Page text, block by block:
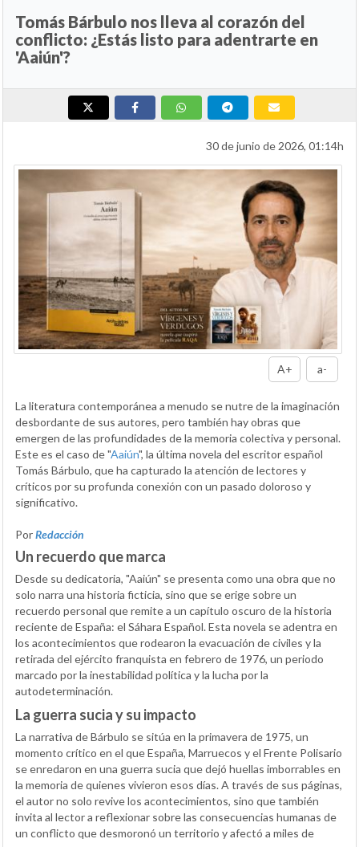
Tomás Bárbulo nos lleva al corazón del
conflicto: ¿Estás listo para adentrarte en
'Aaiún'?
30 de junio de 2026, 01:14h
A+ a-
La literatura contemporánea a menudo se nutre de la imaginación
desbordante de sus autores, pero también hay obras que
emergen de las profundidades de la memoria colectiva y personal.
Este es el caso de "Aaiún", la última novela del escritor español
Tomás Bárbulo, que ha capturado la atención de lectores y
críticos por su profunda conexión con un pasado doloroso y
significativo.
PorRedacción
Un recuerdo que marca
Desde su dedicatoria, "Aaiún" se presenta como una obra que no
solo narra una historia ficticia, sino que se erige sobre un
recuerdo personal que remite a un capítulo oscuro de la historia
reciente de España: el Sáhara Español. Esta novela se adentra en
los acontecimientos que rodearon la evacuación de civiles y la
retirada del ejército franquista en febrero de 1976, un periodo
marcado por la inestabilidad política y la lucha por la
autodeterminación.
La guerra sucia y su impacto
La narrativa de Bárbulo se sitúa en la primavera de 1975, un
momento crítico en el que España, Marruecos y el Frente Polisario
se enredaron en una guerra sucia que dejó huellas imborrables en
la memoria de quienes vivieron esos días. A través de sus páginas,
el autor no solo revive los acontecimientos, sino que también
invita al lector a reflexionar sobre las consecuencias humanas de
un conflicto que desmoronó un territorio y afectó a miles de